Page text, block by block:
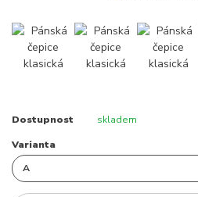
Dostupnost skladem
Varianta